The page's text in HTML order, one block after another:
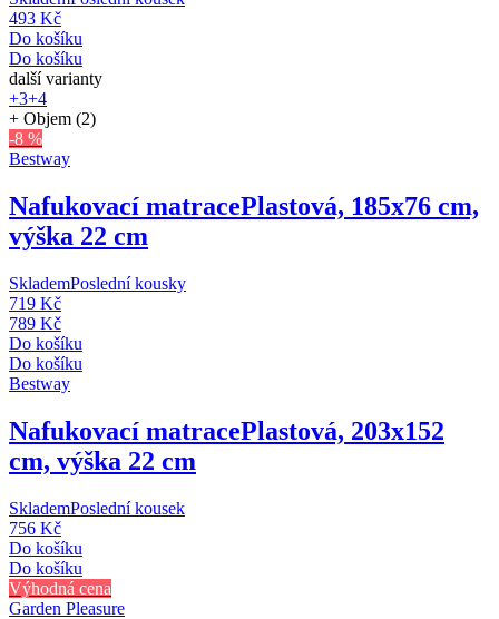
493 Kč
Do košíku
Do košíku
další varianty
+3+4
+ Objem (2)
-8 %
Bestway
Nafukovací matracePlastová, 185x76 cm,
výška 22 cm
SklademPoslední kousky
719 Kč
789 Kč
Do košíku
Do košíku
Bestway
Nafukovací matracePlastová, 203x152
cm, výška 22 cm
SklademPoslední kousek
756 Kč
Do košíku
Do košíku
Výhodná cena
Garden Pleasure